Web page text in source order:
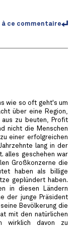
à ce commentaire
wie so oft geht's um
über eine Region,
zu beuten, Profit
nicht die Menschen
einer erfolgreichen
lang in der
alles geschehen war
Großkonzerne die
haben als billige
geplündert haben.
in diesen Ländern
der junge Präsident
Bevölkerung die
mit den natürlichen
wirklich davon zu